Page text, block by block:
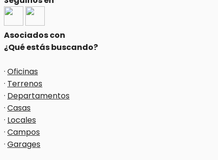
Asociados con
¿Qué estás buscando?
· Oficinas
· Terrenos
· Departamentos
· Casas
· Locales
· Campos
· Garages